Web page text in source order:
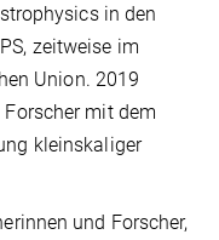
in den
zeitweise im
Union. 2019
mit dem
kleinskaliger
und Forscher,